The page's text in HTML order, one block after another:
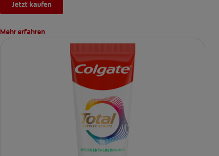
Jetzt kaufen
Mehr erfahren